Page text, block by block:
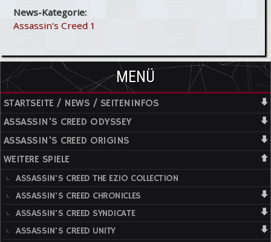
News-Kategorie:
Assassin's Creed 1
MENÜ
STARTSEITE / NEWS / SEITENINFOS
ASSASSIN'S CREED ODYSSEY
ASSASSIN'S CREED ORIGINS
WEITERE SPIELE
ASSASSIN'S CREED THE EZIO COLLECTION
ASSASSIN'S CREED CHRONICLES
ASSASSIN'S CREED SYNDICATE
ASSASSIN'S CREED UNITY